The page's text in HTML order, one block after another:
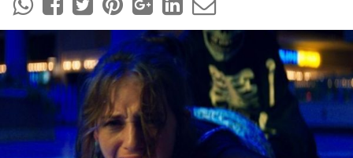
SOCIEDAD
CULTURIZANDO.COM